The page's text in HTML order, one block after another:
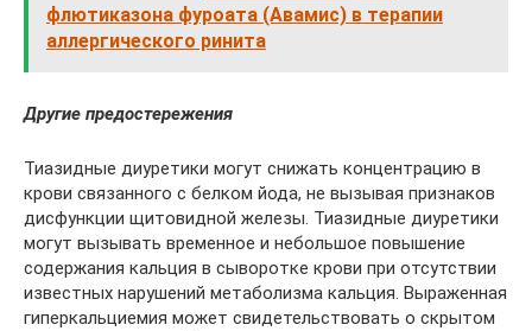
флютиказона фуроата (Авамис) в терапии
аллергического ринита
Другие предостережения
Тиазидные диуретики могут снижать концентрацию в
крови связанного с белком йода, не вызывая признаков
дисфункции щитовидной железы. Тиазидные диуретики
могут вызывать временное и небольшое повышение
содержания кальция в сыворотке крови при отсутствии
известных нарушений метаболизма кальция. Выраженная
гиперкальциемия может свидетельствовать о скрытом